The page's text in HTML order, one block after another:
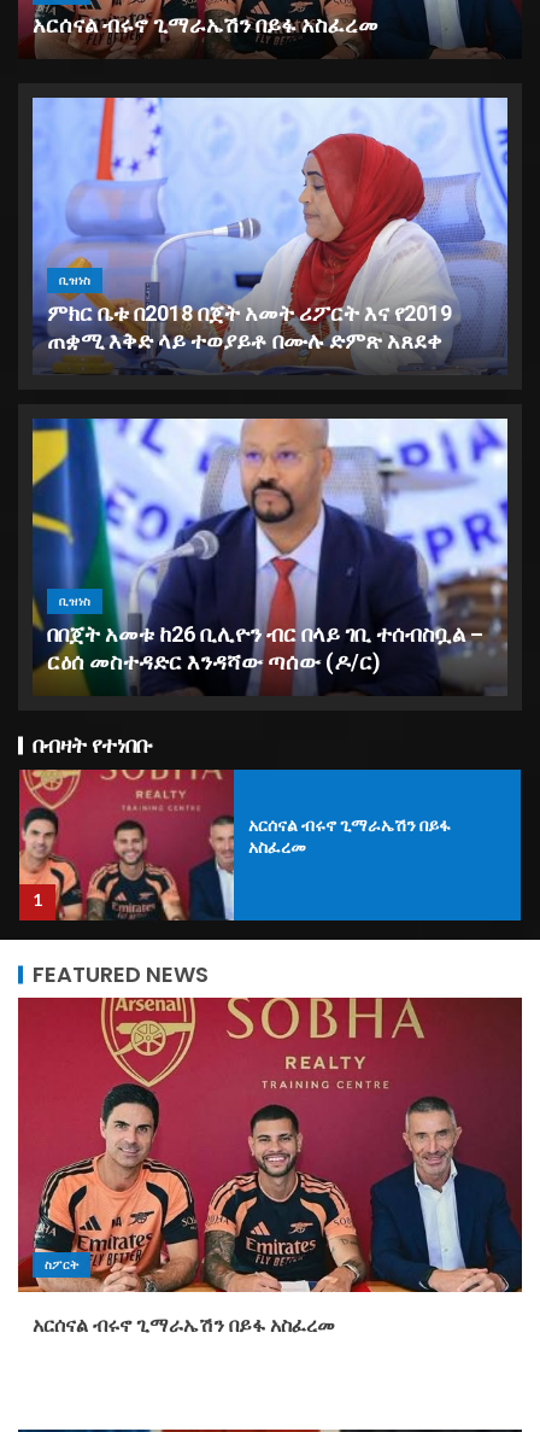
አርሰናል ብሩኖ ጊማራኤሽን በይፋ አስፈረመ
ቢዝነስ
ምክር ቤቱ በ2018 በጀት አመት ሪፖርት እና የ2019
ጠቋሚ እቅድ ላይ ተወያይቶ በሙሉ ድምጽ አጸደቀ
ቢዝነስ
በበጀት አመቱ ከ26 ቢሊዮን ብር በላይ ገቢ ተሰብስቧል –
ርዕሰ መስተዳድር እንዳሻው ጣሰው (ዶ/ር)
በብዛት የተነበቡ
የማዕከላዊ ኢትዮጵያ ክልል ህዝብ
ተወካዮች ምክር ቤት ለ2019 በጀት ዓመት
67 ቢሊየን ብር በጀት አጸደቀ
1
አርሰናል ብሩኖ ጊማራኤሽን በይፋ
አስፈረመ
አካላት በቁርጠኝነትና በጋራ መስራት
እንዳለባቸው ተገለፀ
3
በበጀት አመቱ በ71 ሺህ 219 መዛግብት
ላይ ውሳኔ መስጠት መቻሉ ተገለጸ
የጉራጌ ማህበረሰብ ባህላዊ እሴቶች
ጥበብ ዘርፉን በማጠናከር ላይ እንደሚገኝ
FEATURED NEWS
ስፖርት
አርሰናል ብሩኖ ጊማራኤሽን በይፋ አስፈረመ